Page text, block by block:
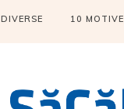
DIVERSE 10 MOTIVE